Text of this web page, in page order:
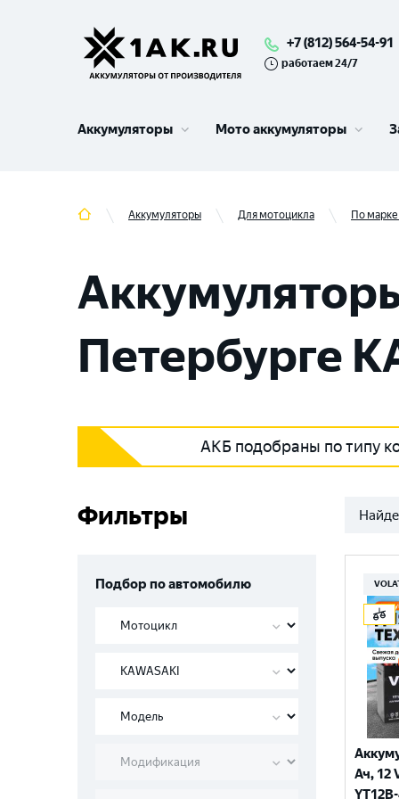
+7 (812) 564-54-91
работаем 24/7
Аккумуляторы Мото аккумуляторы
Аккумуляторы Для мотоцикла По
Петербурге
АКБ подобраны по типу
Фильтры
Подбор по автомобилю
Ач, 12